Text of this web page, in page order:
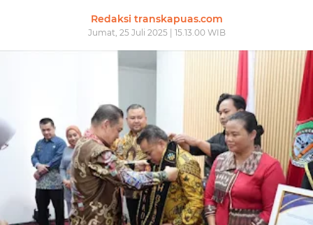
Redaksi transkapuas.com
Jumat, 25 Juli 2025 | 15.13.00 WIB